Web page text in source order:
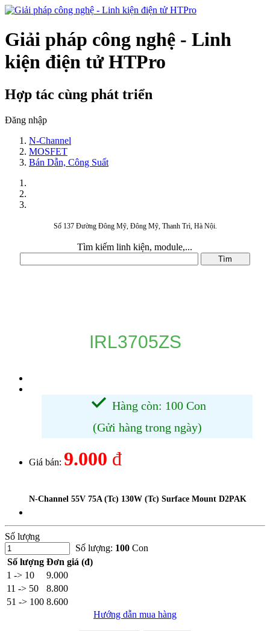
Giải pháp công nghệ - Linh
kiện điện tử HTPro
Hợp tác cùng phát triển
Đăng nhập
N-Channel
MOSFET
Bán Dẫn, Công Suất
Số 137 Đường Đông Mỹ, Đông Mỹ, Thanh Trì, Hà Nội.
Tìm kiếm linh kiện, module,...
IRL3705ZS
Hàng còn: 100 Con
(Gửi hàng trong ngày)
Giá bán: 9.000 đ
N-Channel 55V 75A (Tc) 130W (Tc) Surface Mount D2PAK
Số lượng
Số lượng: 100 Con
Số lượng Đơn giá (đ)
1 -> 10
9.000
11 -> 50
8.800
51 -> 100 8.600
Hướng dẫn mua hàng